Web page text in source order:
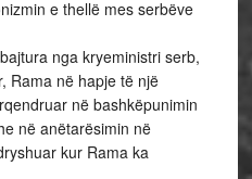
e thellë mes serbëve
nga kryeministri serb,
Rama në hapje të një
në bashkëpunimin
në anëtarësimin në
kur Rama ka